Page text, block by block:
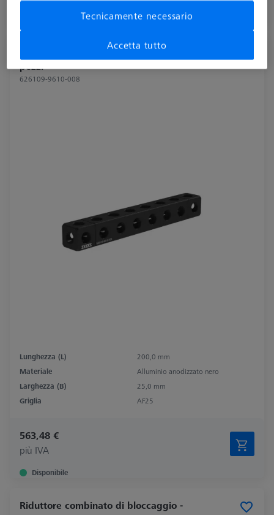
Barra quadra - 25x25x200mm, AF25, 2
pezzi
626109-9610-008
Lunghezza (L)
200,0 mm
Materiale
Alluminio anodizzato nero
Larghezza (B)
25,0 mm
Griglia
AF25
563,48 €
più IVA
Disponibile
Riduttore combinato di bloccaggio -
Tecnicamente necessario
Accetta tutto